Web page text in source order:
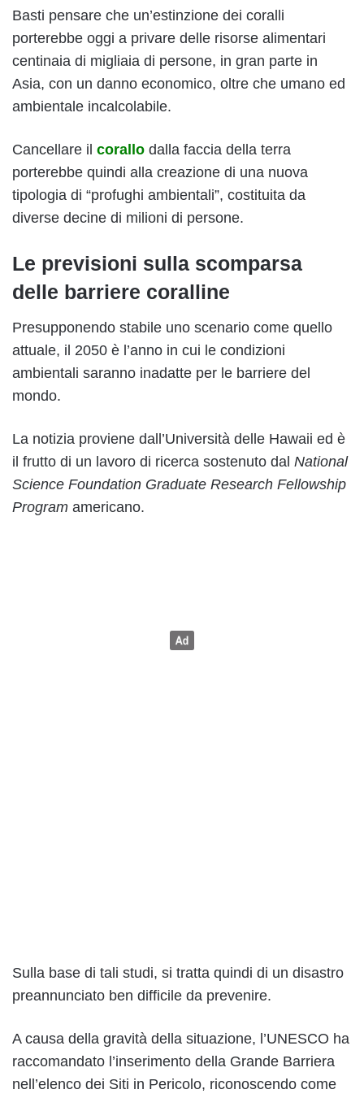
Basti pensare che un’estinzione dei coralli
porterebbe oggi a privare delle risorse alimentari
centinaia di migliaia di persone, in gran parte in
Asia, con un danno economico, oltre che umano ed
ambientale incalcolabile.
Cancellare il corallo dalla faccia della terra
porterebbe quindi alla creazione di una nuova
tipologia di “profughi ambientali”, costituita da
diverse decine di milioni di persone.
Le previsioni sulla scomparsa
delle barriere coralline
Presupponendo stabile uno scenario come quello
attuale, il 2050 è l’anno in cui le condizioni
ambientali saranno inadatte per le barriere del
mondo.
La notizia proviene dall’Università delle Hawaii ed è
il frutto di un lavoro di ricerca sostenuto dal National
Science Foundation Graduate Research Fellowship
Program americano.
Sulla base di tali studi, si tratta quindi di un disastro
preannunciato ben difficile da prevenire.
A causa della gravità della situazione, l’UNESCO ha
raccomandato l’inserimento della Grande Barriera
nell’elenco dei Siti in Pericolo, riconoscendo come